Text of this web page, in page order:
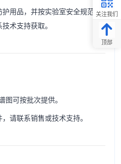
用品，并按实验室安全规范操
术支持获取。
图可按批次提供。
请联系销售或技术支持。
关注我们
顶部